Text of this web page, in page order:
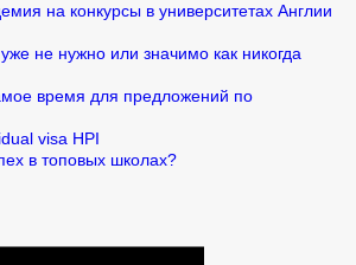
на конкурсы в университетах Англии
не нужно или значимо как никогда
время для предложений по
visa HPI
в топовых школах?